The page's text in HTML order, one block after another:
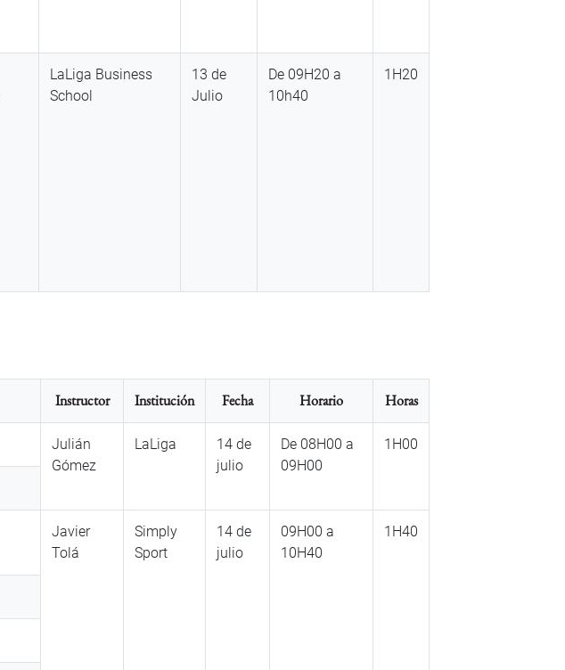
LaLiga Business
School
13 de
Julio
De 09H20 a
10h40
1H20
Instructor Institución Fecha Horario Horas
Julián
Gómez
LaLiga
14 de
julio
De 08H00 a
09H00
1H00
Javier
Tolá
Simply
Sport
14 de
julio
09H00 a
10H40
1H40